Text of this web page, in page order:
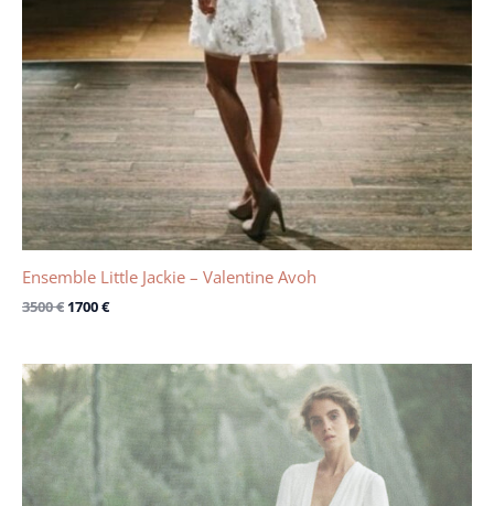
Ensemble Little Jackie – Valentine Avoh
3500€ 1700€
Le
initial
était :
3400 €.
actuel
est :
1900 €.